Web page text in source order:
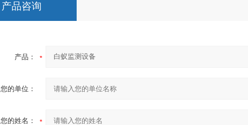
产品咨询
产品：
您的单位：
您的姓名：